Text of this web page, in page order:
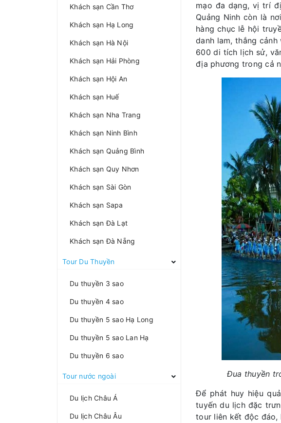
Khách sạn Cần Thơ
Khách sạn Hạ Long
Khách sạn Hà Nội
Khách sạn Hải Phòng
Khách sạn Hội An
Khách sạn Huế
Khách sạn Nha Trang
Khách sạn Ninh Bình
Khách sạn Quảng Bình
Khách sạn Quy Nhơn
Khách sạn Sài Gòn
Khách sạn Sapa
Khách sạn Đà Lạt
Khách sạn Đà Nẵng
Tour Du Thuyền
Du thuyền 3 sao
Du thuyền 4 sao
Du thuyền 5 sao Hạ Long
Du thuyền 5 sao Lan Hạ
Du thuyền 6 sao
Tour nước ngoài
Du lịch Châu Á
Du lịch Châu Âu
mạo đa dạng, vị trí
Quảng Ninh còn là
hàng chục lễ hội
danh lam, thắng
600 di tích lịch sử,
địa phương trong cả
Đua thuyền
Để phát huy hiệu
tuyến du lịch đặc
tour liên kết độc đáo,